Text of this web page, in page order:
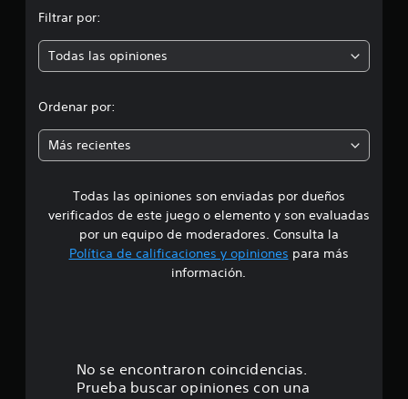
i
o
e
s
Filtrar por:
Todas las opiniones
Ordenar por:
Más recientes
Todas las opiniones son enviadas por dueños
verificados de este juego o elemento y son evaluadas
por un equipo de moderadores. Consulta la
Política de calificaciones y opiniones para más
información.
No se encontraron coincidencias.
Prueba buscar opiniones con una